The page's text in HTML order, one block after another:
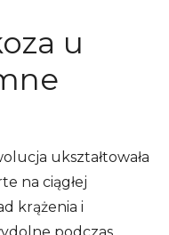
u
ukształtowała
na ciągłej
krążenia i